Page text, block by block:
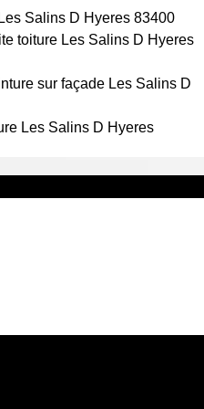
techniciens couvreurs sont en
votre toit. Le devis réparation
Salins D Hyeres 83400
toiture Les Salins D Hyeres
sur façade Les Salins D
Les Salins D Hyeres